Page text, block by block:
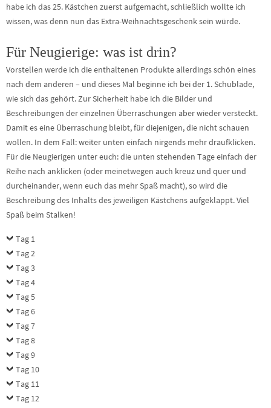
habe ich das 25. Kästchen zuerst aufgemacht, schließlich wollte ich
wissen, was denn nun das Extra-Weihnachtsgeschenk sein würde.
Für Neugierige: was ist drin?
Vorstellen werde ich die enthaltenen Produkte allerdings schön eines
nach dem anderen – und dieses Mal beginne ich bei der 1. Schublade,
wie sich das gehört. Zur Sicherheit habe ich die Bilder und
Beschreibungen der einzelnen Überraschungen aber wieder versteckt.
Damit es eine Überraschung bleibt, für diejenigen, die nicht schauen
wollen. In dem Fall: weiter unten einfach nirgends mehr draufklicken.
Für die Neugierigen unter euch: die unten stehenden Tage einfach der
Reihe nach anklicken (oder meinetwegen auch kreuz und quer und
durcheinander, wenn euch das mehr Spaß macht), so wird die
Beschreibung des Inhalts des jeweiligen Kästchens aufgeklappt. Viel
Spaß beim Stalken!
Tag 1
Tag 2
Tag 3
Tag 4
Tag 5
Tag 6
Tag 7
Tag 8
Tag 9
Tag 10
Tag 11
Tag 12